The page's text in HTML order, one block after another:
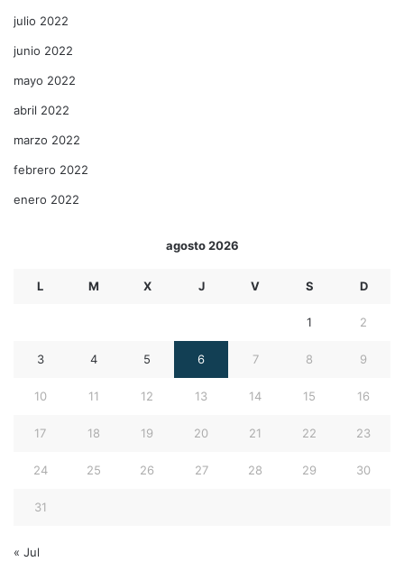
julio 2022
junio 2022
mayo 2022
abril 2022
marzo 2022
febrero 2022
enero 2022
agosto 2026
L M X J V S D
1 2
3 4 5 6 7 8 9
10 11 12 13 14 15 16
17 18 19 20 21 22 23
24 25 26 27 28 29 30
31
« Jul